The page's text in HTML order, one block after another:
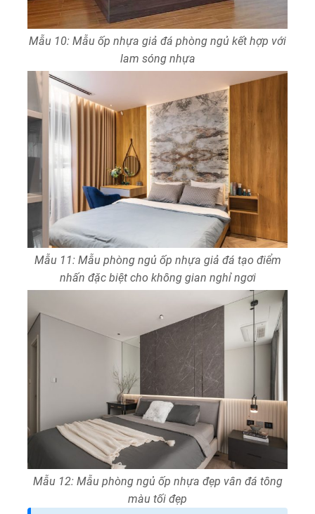
Mẫu 10: Mẫu ốp nhựa giả đá phòng ngủ kết hợp với
lam sóng nhựa
Mẫu 11: Mẫu phòng ngủ ốp nhựa giả đá tạo điểm
nhấn đặc biệt cho không gian nghỉ ngơi
Mẫu 12: Mẫu phòng ngủ ốp nhựa đẹp vân đá tông
màu tối đẹp